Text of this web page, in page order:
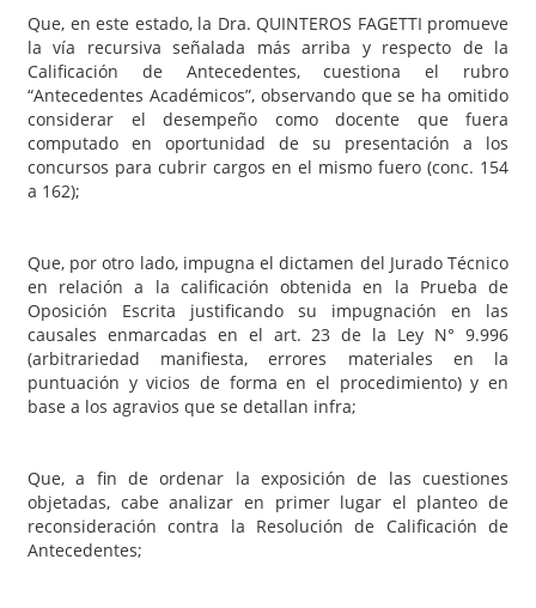
Que, en este estado, la Dra. QUINTEROS FAGETTI promueve
la vía recursiva señalada más arriba y respecto de la
Calificación de Antecedentes, cuestiona el rubro
“Antecedentes Académicos”, observando que se ha omitido
considerar el desempeño como docente que fuera
computado en oportunidad de su presentación a los
concursos para cubrir cargos en el mismo fuero (conc. 154
a 162);
Que, por otro lado, impugna el dictamen del Jurado Técnico
en relación a la calificación obtenida en la Prueba de
Oposición Escrita justificando su impugnación en las
causales enmarcadas en el art. 23 de la Ley N° 9.996
(arbitrariedad manifiesta, errores materiales en la
puntuación y vicios de forma en el procedimiento) y en
base a los agravios que se detallan infra;
Que, a fin de ordenar la exposición de las cuestiones
objetadas, cabe analizar en primer lugar el planteo de
reconsideración contra la Resolución de Calificación de
Antecedentes;